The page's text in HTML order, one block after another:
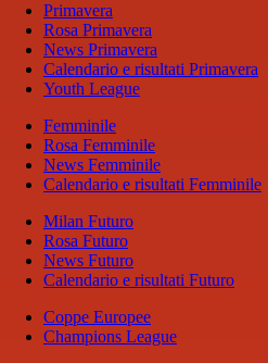
Primavera
Rosa Primavera
News Primavera
Calendario e risultati Primavera
Youth League
Femminile
Rosa Femminile
News Femminile
Calendario e risultati Femminile
Milan Futuro
Rosa Futuro
News Futuro
Calendario e risultati Futuro
Coppe Europee
Champions League